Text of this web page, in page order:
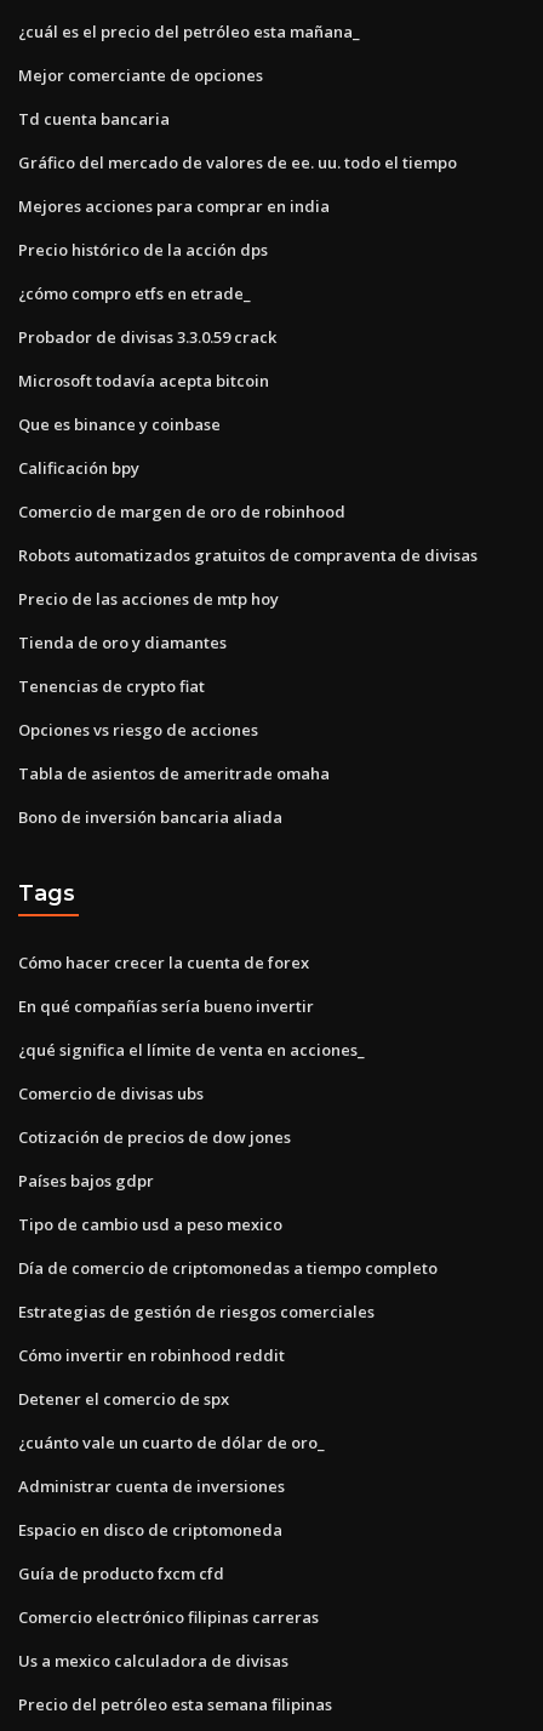
¿cuál es el precio del petróleo esta mañana_
Mejor comerciante de opciones
Td cuenta bancaria
Gráfico del mercado de valores de ee. uu. todo el tiempo
Mejores acciones para comprar en india
Precio histórico de la acción dps
¿cómo compro etfs en etrade_
Probador de divisas 3.3.0.59 crack
Microsoft todavía acepta bitcoin
Que es binance y coinbase
Calificación bpy
Comercio de margen de oro de robinhood
Robots automatizados gratuitos de compraventa de divisas
Precio de las acciones de mtp hoy
Tienda de oro y diamantes
Tenencias de crypto fiat
Opciones vs riesgo de acciones
Tabla de asientos de ameritrade omaha
Bono de inversión bancaria aliada
Tags
Cómo hacer crecer la cuenta de forex
En qué compañías sería bueno invertir
¿qué significa el límite de venta en acciones_
Comercio de divisas ubs
Cotización de precios de dow jones
Países bajos gdpr
Tipo de cambio usd a peso mexico
Día de comercio de criptomonedas a tiempo completo
Estrategias de gestión de riesgos comerciales
Cómo invertir en robinhood reddit
Detener el comercio de spx
¿cuánto vale un cuarto de dólar de oro_
Administrar cuenta de inversiones
Espacio en disco de criptomoneda
Guía de producto fxcm cfd
Comercio electrónico filipinas carreras
Us a mexico calculadora de divisas
Precio del petróleo esta semana filipinas